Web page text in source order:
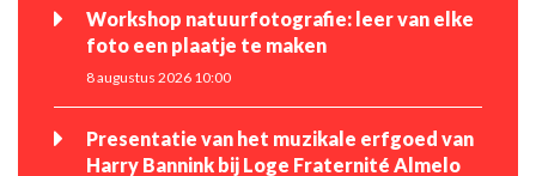
Workshop natuurfotografie: leer van elke
foto een plaatje te maken
8 augustus 2026 10:00
Presentatie van het muzikale erfgoed van
Harry Bannink bij Loge Fraternité Almelo